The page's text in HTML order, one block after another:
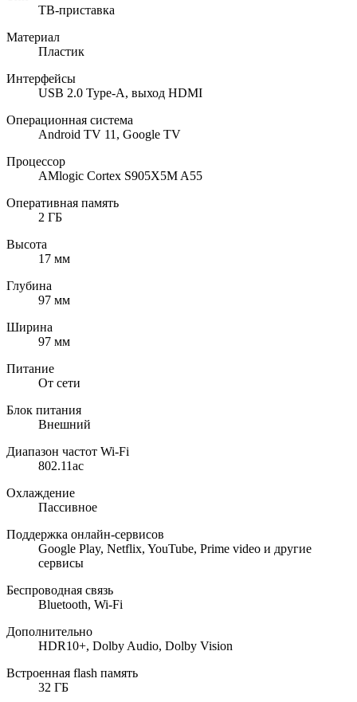
ТВ-приставка
Материал
Пластик
Интерфейсы
USB 2.0 Type-A, выход HDMI
Операционная система
Android TV 11, Google TV
Процессор
AMlogic Cortex S905X5M A55
Оперативная память
2 ГБ
Высота
17 мм
Глубина
97 мм
Ширина
97 мм
Питание
От сети
Блок питания
Внешний
Диапазон частот Wi-Fi
802.11ac
Охлаждение
Пассивное
Поддержка онлайн-сервисов
Google Play, Netflix, YouTube, Prime video и другие
сервисы
Беспроводная связь
Bluetooth, Wi-Fi
Дополнительно
HDR10+, Dolby Audio, Dolby Vision
Встроенная flash память
32 ГБ